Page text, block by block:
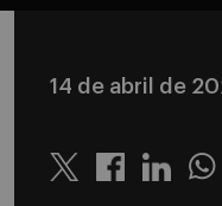
14 de abril de
Twitter Linkedin